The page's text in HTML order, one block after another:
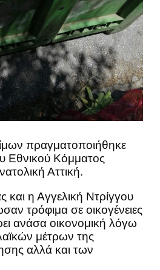
πραγματοποιήθηκε
Εθνικού Κόμματος
Αττική.
η Αγγελική Ντρίγγου
τρόφιμα σε οικογένειες
ανάσα οικονομική λόγω
μέτρων της
αλλά και των